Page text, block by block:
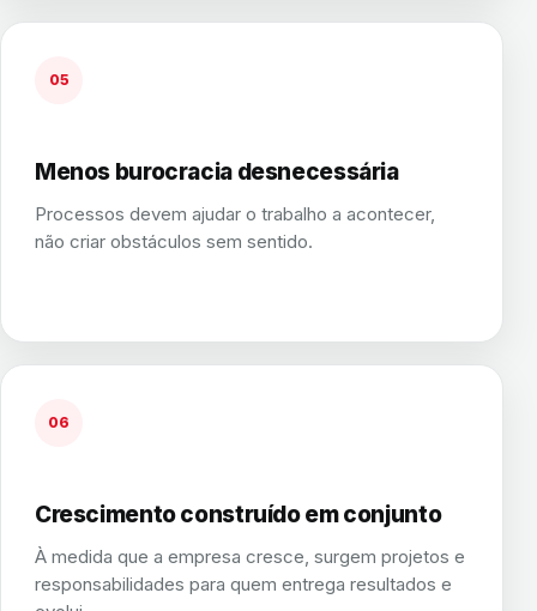
05
Menos burocracia desnecessária
Processos devem ajudar o trabalho a acontecer,
não criar obstáculos sem sentido.
06
Crescimento construído em conjunto
À medida que a empresa cresce, surgem projetos e
responsabilidades para quem entrega resultados e